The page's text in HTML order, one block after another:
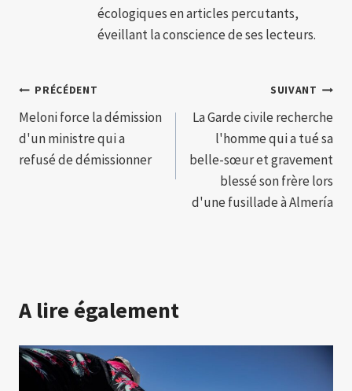
écologiques en articles percutants,
éveillant la conscience de ses lecteurs.
Navigation
de
l’article
PRÉCÉDENT
Meloni force la démission
d'un ministre qui a
refusé de démissionner
SUIVANT
La Garde civile recherche
l'homme qui a tué sa
belle-sœur et gravement
blessé son frère lors
d'une fusillade à Almería
A lire également